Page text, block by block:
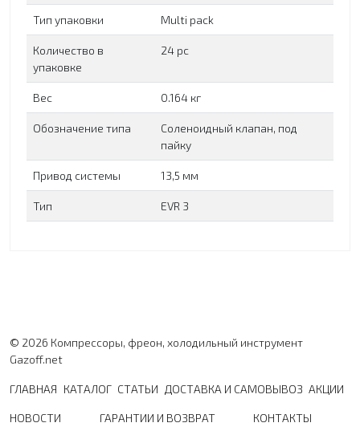
Тип упаковки Multi pack
Количество в
упаковке
24 pc
Вес 0.164 кг
Обозначение типа
Соленоидный клапан, под
пайку
Привод системы 13,5 мм
Тип EVR 3
© 2026 Компрессоры, фреон, холодильный инструмент
Gazoff.net
ГЛАВНАЯ КАТАЛОГ СТАТЬИ ДОСТАВКА И САМОВЫВОЗ АКЦИИ
НОВОСТИ ГАРАНТИИ И ВОЗВРАТ КОНТАКТЫ